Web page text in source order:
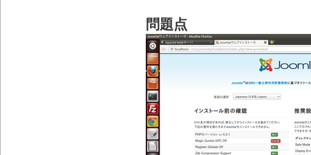
問題点